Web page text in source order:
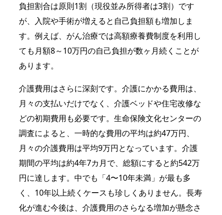
負担割合は原則1割（現役並み所得者は3割）です
が、入院や手術が増えると自己負担額も増加しま
す。例えば、がん治療では高額療養費制度を利用し
ても月額8～10万円の自己負担が数ヶ月続くことが
あります。
介護費用はさらに深刻です。介護にかかる費用は、
月々の支払いだけでなく、介護ベッドや住宅改修な
どの初期費用も必要です。生命保険文化センターの
調査によると、一時的な費用の平均は約47万円、
月々の介護費用は平均9万円となっています。介護
期間の平均は約4年7カ月で、総額にすると約542万
円に達します。中でも「4〜10年未満」が最も多
く、10年以上続くケースも珍しくありません。長寿
化が進む今後は、介護費用のさらなる増加が懸念さ